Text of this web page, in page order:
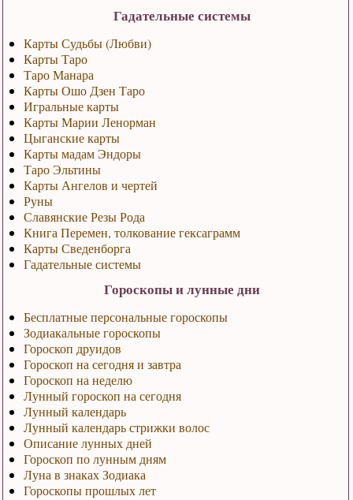
Гадательные системы
Карты Судьбы (Любви)
Карты Таро
Таро Манара
Карты Ошо Дзен Таро
Игральные карты
Карты Марии Ленорман
Цыганские карты
Карты мадам Эндоры
Таро Эльтины
Карты Ангелов и чертей
Руны
Славянские Резы Рода
Книга Перемен, толкование гексаграмм
Карты Сведенборга
Гадательные системы
Гороскопы и лунные дни
Бесплатные персональные гороскопы
Зодиакальные гороскопы
Гороскоп друидов
Гороскоп на сегодня и завтра
Гороскоп на неделю
Лунный гороскоп на сегодня
Лунный календарь
Лунный календарь стрижки волос
Описание лунных дней
Гороскоп по лунным дням
Луна в знаках Зодиака
Гороскопы прошлых лет